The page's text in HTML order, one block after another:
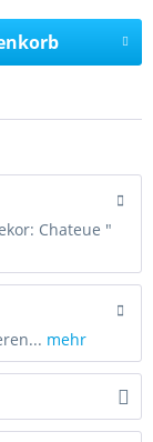
Chateue "
mehr